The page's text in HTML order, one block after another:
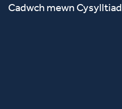
Cadwch mewn Cysylltiad